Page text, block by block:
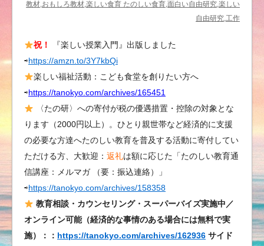
ｃ
ｅ
１
０
〈本
の
し
む
授
業〉、
大
教材,おもしろ教材,楽しい食育 たのしい食育,面白い自由研究,楽しい
自由研究,工作
祝！
『楽しい授業入門』出版しました
⇨https://amzn.to/3Y7kbQi
楽しい福祉活動：こども食堂を創りたい方へ
⇨https://tanokyo.com/archives/165451
〈たの研〉への寄付が税の優遇措置・控除の対象とな
ります（2000円以上）。ひとり親世帯など経済的に支援
の必要な方達へたのしい教育を普及する活動に寄付してい
ただける方、大歓迎： 返礼は額に応じた「たのしい教育通
信講座：メルマガ （要：振込連絡）」
⇨https://tanokyo.com/archives/158358
教育相談・カウンセリング・スーパーバイズ実施中／
オンライン可能（経済的な事情のある場合には無料で実
施）：： https://tanokyo.com/archives/162936 サイド